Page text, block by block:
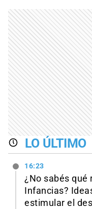
LO ÚLTIMO
16:23
¿No sabés qué
Infancias?
estimular el